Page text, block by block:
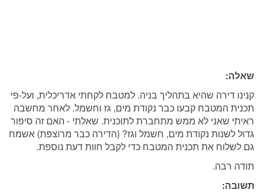
שאלה:
קנינו דירה שהיא בתהליך בניה. למטבח לקחתי אדריכלית, ועל-פי
תכנית המטבח קבעו כבר נקודת מים, גז וחשמל. לאחר מחשבה
ראיתי שאני לא ממש מתחברת לתוכנית. שאלתי - האם זה סיפור
גדול לשנות נקודת מים, חשמל וגז? (הדירה כבר מרוצפת) אשמח
גם לשלוח את תכנית המטבח כדי לקבל חוות דעת נוספת.
תודה רבה.
תשובה: